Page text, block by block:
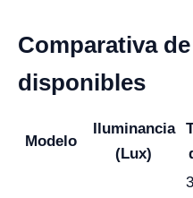
Comparativa
disponibles
Modelo
Iluminancia
(Lux)